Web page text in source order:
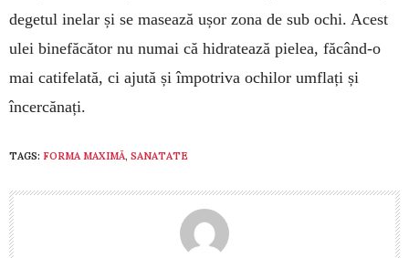
degetul inelar și se masează ușor zona de sub ochi. Acest
ulei binefăcător nu numai că hidratează pielea, făcând-o
mai catifelată, ci ajută și împotriva ochilor umflați și
încercănați.
TAGS: FORMA MAXIMĂ, SANATATE